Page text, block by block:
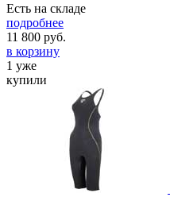
Есть на складе
подробнее
11 800 руб.
в корзину
1 уже
купили